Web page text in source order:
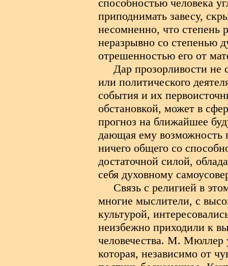
способностью человека
приподнимать завесу,
несомненно, что степень
неразрывно со степенью
отрешенностью его от
Дар прозорливости не
или политического
события и их
обстановкой, может в
прогноз на ближайшее
дающая ему возможность
ничего общего со
достаточной силой,
себя духовному
Связь с религией в
многие мыслители, с
культурой,
неизбежно приходили к
человечества. М. Мюллер
которая, независимо от